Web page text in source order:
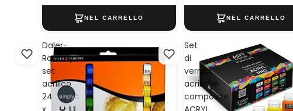
Daler-
Rowney
set
acrilico
24
Set
di
vernici
acriliche
composite